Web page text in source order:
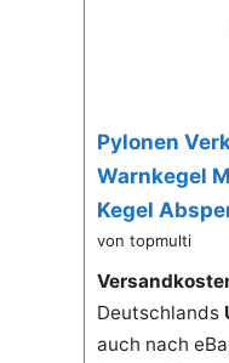
Pylonen
Warnkegel
Kegel
von topmulti
Deutschlands
auch nach